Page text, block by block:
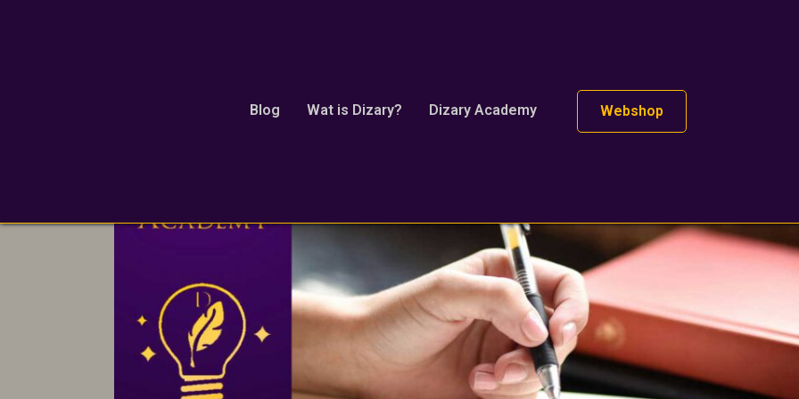
Blog Wat is Dizary? Dizary Academy Webshop
schrijfcommunity